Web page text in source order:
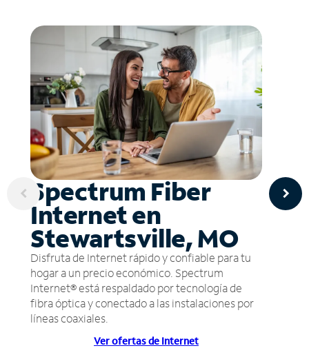
Spectrum Fiber
Internet en
Stewartsville, MO
Disfruta de Internet rápido y confiable para tu
hogar a un precio económico. Spectrum
Internet® está respaldado por tecnología de
fibra óptica y conectado a las instalaciones por
líneas coaxiales.
Ver ofertas de Internet